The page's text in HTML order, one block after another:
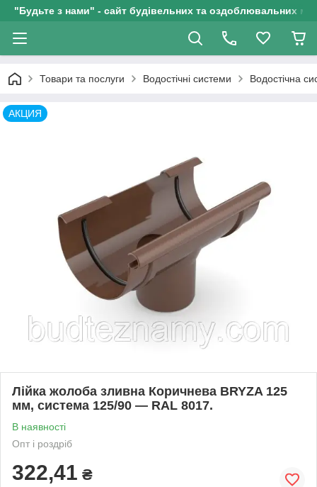
"Будьте з нами" - сайт будівельних та оздоблювальних
Товари та послуги Водостічні системи Водостічна
АКЦИЯ
Лійка жолоба зливна Коричнева BRYZA 125
мм, система 125/90 — RAL 8017.
В наявності
Опт і роздріб
322,41 ₴